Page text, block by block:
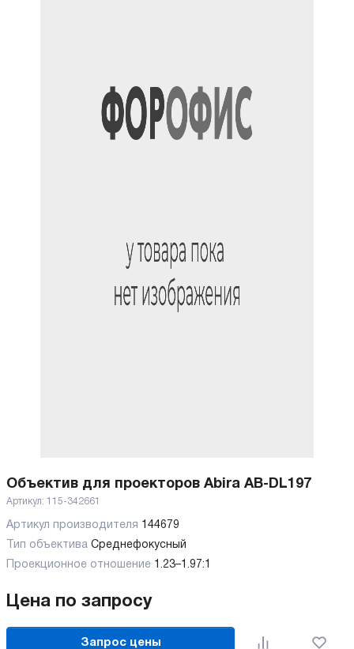
Объектив для проекторов Abira AB-DL197
Артикул: 115-342661
Артикул производителя 144679
Тип объектива Среднефокусный
Проекционное отношение 1.23–1.97:1
Цена по запросу
Запрос цены